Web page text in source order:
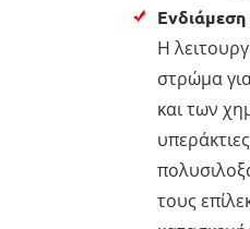
Η
στρώμα
και των
τους